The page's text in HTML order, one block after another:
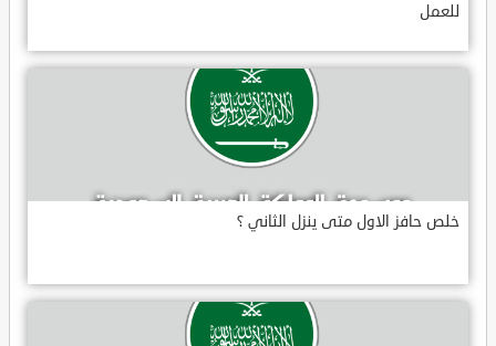
للعمل
خلص حافز الاول متى ينزل الثاني ؟